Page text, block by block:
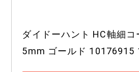
ダイドーハント HC軸細
5mm ゴールド 10176915